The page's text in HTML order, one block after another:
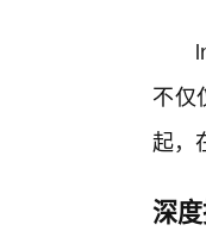
不仅
起，
深